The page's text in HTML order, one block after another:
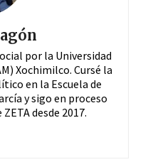
por la Universidad
Xochimilco. Cursé la
en la Escuela de
y sigo en proceso
desde 2017.